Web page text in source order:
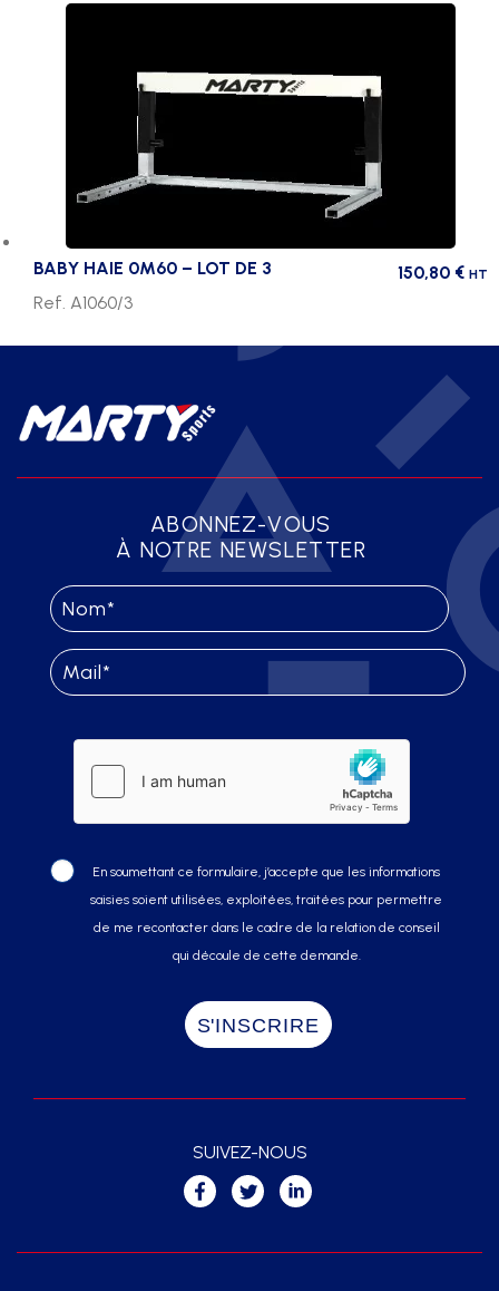
BABY HAIE 0M60 – LOT DE 3 150,80 € HT
Ref. A1060/3
ABONNEZ-VOUS
À NOTRE NEWSLETTER
En soumettant ce formulaire, j’accepte que les informations
saisies soient utilisées, exploitées, traitées pour permettre
de me recontacter dans le cadre de la relation de conseil
qui découle de cette demande.
SUIVEZ-NOUS